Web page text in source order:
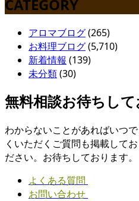
CATEGORY
アロマブログ(265)
お料理ブログ(5,710)
新着情報 (139)
未分類(30)
無料相談お待ちし
わからないことがあればいつ
くいただくご質問も掲載して
ださい。お待ちしております。
よくある質問
お問い合わせ